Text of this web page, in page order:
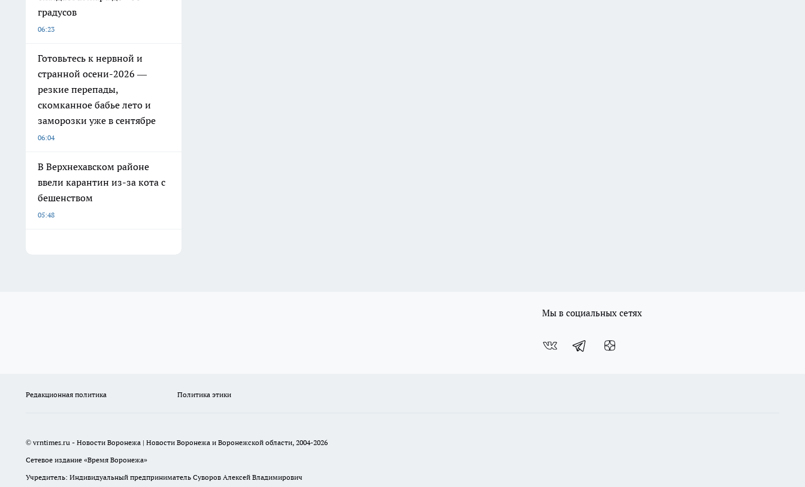
градусов
06:23
Готовьтесь к нервной и
странной осени-2026 —
резкие перепады,
скомканное бабье лето и
заморозки уже в сентябре
06:04
В Верхнехавском районе
ввели карантин из-за кота с
бешенством
05:48
Мы в социальных сетях
Редакционная политика Политика этики
© vrntimes.ru - Новости Воронежа | Новости Воронежа и Воронежской области, 2004-2026
Сетевое издание «Время Воронежа»
Учредитель: Индивидуальный предприниматель Суворов Алексей Владимирович